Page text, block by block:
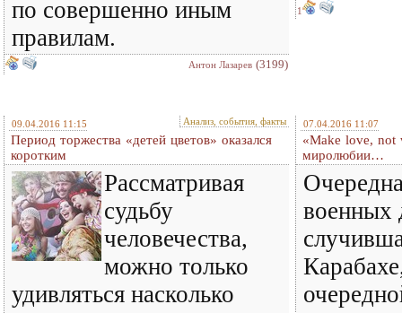
по совершенно иным
правилам.
Антон Лазарев (3199)
1
09.04.2016 11:15 Анализ, события, факты
Период торжества «детей цветов» оказался
коротким
Рассматривая
судьбу
человечества,
можно только
удивляться насколько
07.04.2016 11:07
«Make love, not
миролюбии…
военных